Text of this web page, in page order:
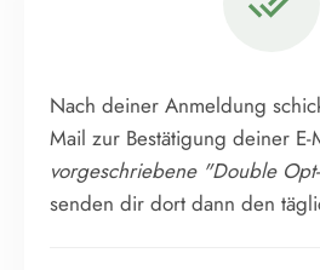
Nach deiner Anmeldung
Mail zur Bestätigung deiner E-
vorgeschriebene "Double
senden dir dort dann den